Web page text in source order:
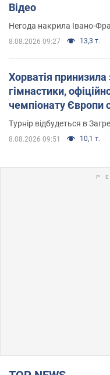
Відео
Негода накрила Івано-
8.08.2026 09:27 13,3 т.
Хорватія принизила
гімнастики,
чемпіонату Європи
Турнір відбудеться в
8.08.2026 09:51 10,1 т.